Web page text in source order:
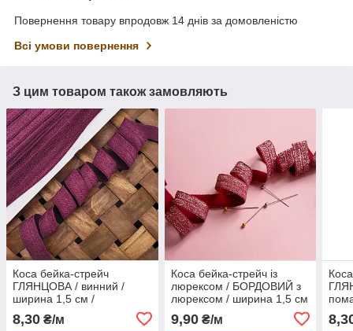
Повернення товару впродовж 14 днів за домовленістю
Всі умови повернення
З цим товаром також замовляють
Коса бейка-стрейч
ГЛЯНЦОВА / винний /
ширина 1,5 см /
8,30 ₴/м
Коса бейка-стрейч із
люрексом / БОРДОВИЙ з
люрексом / ширина 1,5 см
/ замовлення від 1 метра
9,90₴/м